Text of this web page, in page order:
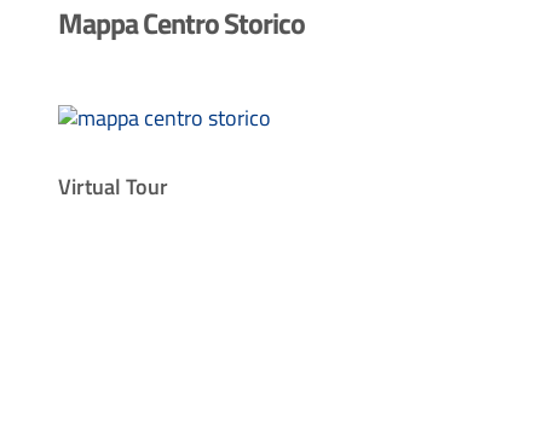
Mappa Centro Storico
Virtual Tour